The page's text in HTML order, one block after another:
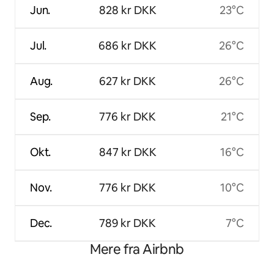
Jun.
Jul.
Aug.
Sep.
Okt.
Nov.
Dec.
828 kr DKK
686 kr DKK
627 kr DKK
776 kr DKK
847 kr DKK
776 kr DKK
789 kr DKK
23°C
26°C
26°C
21°C
16°C
10°C
7°C
Mere fra Airbnb